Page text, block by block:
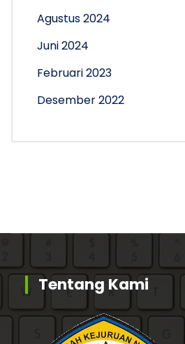
Agustus 2024
Juni 2024
Februari 2023
Desember 2022
Tentang Kami